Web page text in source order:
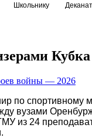
Школьнику
по спортивному
вузами
из 24